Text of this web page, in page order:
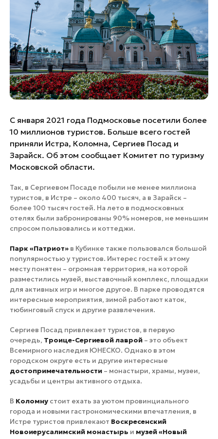
Банные комплексы
Горнолыжные клубы
Спецпроекты
Инвестиционный портал
Федоскинская фабрика
Пикник в Подмосковье
Золотое кольцо России
Войти
Инвесторам
Особо охраняемые
природные территории
С января 2021 года Подмосковье посетили более
10 миллионов туристов. Больше всего гостей
приняли Истра, Коломна, Сергиев Посад и
Зарайск. Об этом сообщает Комитет по туризму
Московской области.
Так, в Сергиевом Посаде побыли не менее миллиона
туристов, в Истре – около 400 тысяч, а в Зарайск –
более 100 тысяч гостей. На лето в подмосковных
отелях были забронированы 90% номеров, не меньшим
спросом пользовались и коттеджи.
Парк «Патриот» в Кубинке также пользовался большой
популярностью у туристов. Интерес гостей к этому
месту понятен – огромная территория, на которой
разместились музей, выставочный комплекс, площадки
для активных игр и многое другое. В парке проводятся
интересные мероприятия, зимой работают каток,
тюбинговый спуск и другие развлечения.
Сергиев Посад привлекает туристов, в первую
очередь, Троице-Сергиевой лаврой – это объект
Всемирного наследия ЮНЕСКО. Однако в этом
городском округе есть и другие интересные
достопримечательности – монастыри, храмы, музеи,
усадьбы и центры активного отдыха.
В Коломну стоит ехать за уютом провинциального
города и новыми гастрономическими впечатления, в
Истре туристов привлекают Воскресенский
Новоиерусалимский монастырь и музей «Новый